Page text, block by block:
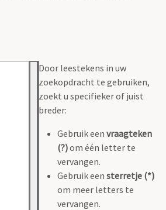
Door leestekens in uw
zoekopdracht te gebruiken,
zoekt u specifieker of juist
breder:
Gebruik een vraagteken
(?)om één letter te
vervangen.
Gebruik een sterretje (*)
om meer letters te
vervangen.